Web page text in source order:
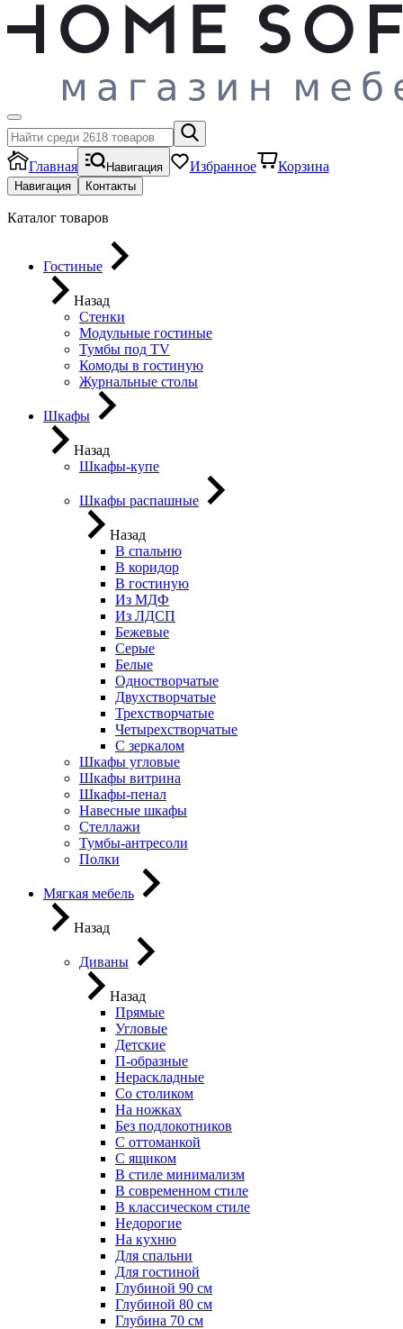
Главная Навигация Избранное Корзина
Навигация Контакты
Каталог товаров
Гостиные
Назад
Стенки
Модульные гостиные
Тумбы под ТV
Комоды в гостиную
Журнальные столы
Шкафы
Назад
Шкафы-купе
Шкафы распашные
Назад
В спальню
В коридор
В гостиную
Из МДФ
Из ЛДСП
Бежевые
Серые
Белые
Одностворчатые
Двухстворчатые
Трехстворчатые
Четырехстворчатые
С зеркалом
Шкафы угловые
Шкафы витрина
Шкафы-пенал
Навесные шкафы
Стеллажи
Тумбы-антресоли
Полки
Мягкая мебель
Назад
Диваны
Назад
Прямые
Угловые
Детские
П-образные
Нераскладные
Со столиком
На ножках
Без подлокотников
С оттоманкой
С ящиком
В стиле минимализм
В современном стиле
В классическом стиле
Недорогие
На кухню
Для спальни
Для гостиной
Глубиной 90 см
Глубиной 80 см
Глубина 70 см